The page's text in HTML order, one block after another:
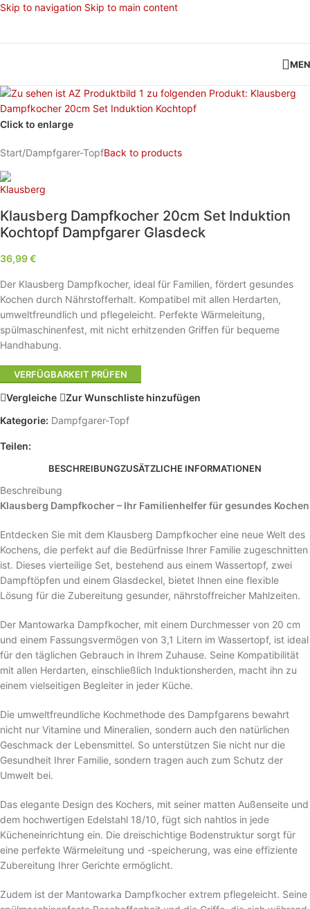
Skip to navigation Skip to main content
Click to enlarge
Start/Dampfgarer-TopfBack to products
Klausberg Dampfkocher 20cm Set Induktion
Kochtopf Dampfgarer Glasdeck
36,99€
Der Klausberg Dampfkocher, ideal für Familien, fördert gesundes
Kochen durch Nährstofferhalt. Kompatibel mit allen Herdarten,
umweltfreundlich und pflegeleicht. Perfekte Wärmeleitung,
spülmaschinenfest, mit nicht erhitzenden Griffen für bequeme
Handhabung.
VERFÜGBARKEIT PRÜFEN
Vergleiche
Zur Wunschliste hinzufügen
Kategorie: Dampfgarer-Topf
Teilen:
BESCHREIBUNGZUSÄTZLICHE INFORMATIONEN
Beschreibung
Klausberg Dampfkocher – Ihr Familienhelfer für gesundes Kochen
Entdecken Sie mit dem Klausberg Dampfkocher eine neue Welt des
Kochens, die perfekt auf die Bedürfnisse Ihrer Familie zugeschnitten
ist. Dieses vierteilige Set, bestehend aus einem Wassertopf, zwei
Dampftöpfen und einem Glasdeckel, bietet Ihnen eine flexible
Lösung für die Zubereitung gesunder, nährstoffreicher Mahlzeiten.
Der Mantowarka Dampfkocher, mit einem Durchmesser von 20 cm
und einem Fassungsvermögen von 3,1 Litern im Wassertopf, ist ideal
für den täglichen Gebrauch in Ihrem Zuhause. Seine Kompatibilität
mit allen Herdarten, einschließlich Induktionsherden, macht ihn zu
einem vielseitigen Begleiter in jeder Küche.
Die umweltfreundliche Kochmethode des Dampfgarens bewahrt
nicht nur Vitamine und Mineralien, sondern auch den natürlichen
Geschmack der Lebensmittel. So unterstützen Sie nicht nur die
Gesundheit Ihrer Familie, sondern tragen auch zum Schutz der
Umwelt bei.
Das elegante Design des Kochers, mit seiner matten Außenseite und
dem hochwertigen Edelstahl 18/10, fügt sich nahtlos in jede
Kücheneinrichtung ein. Die dreischichtige Bodenstruktur sorgt für
eine perfekte Wärmeleitung und -speicherung, was eine effiziente
Zubereitung Ihrer Gerichte ermöglicht.
Zudem ist der Mantowarka Dampfkocher extrem pflegeleicht. Seine